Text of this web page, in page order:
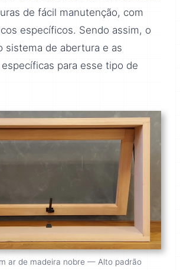
de fácil manutenção, com
específicos. Sendo assim, o
sistema de abertura e as
para esse tipo de
ar de madeira nobre — Alto padrão